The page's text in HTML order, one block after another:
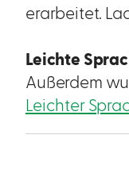
erarbeitet.
Leichte
Außerdem
Leichter